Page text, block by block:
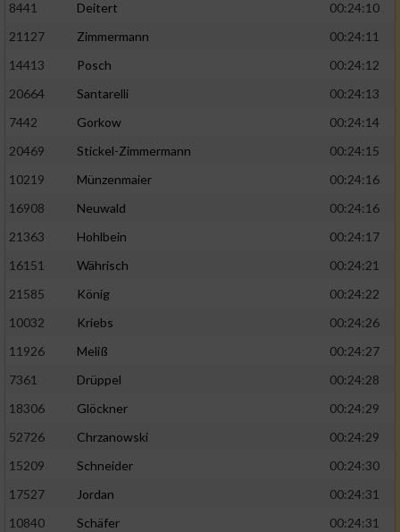
8441 Deitert
00:24:10
21127
Zimmermann
00:24:11
14413
Posch
00:24:12
20664
Santarelli
00:24:13
7442
Gorkow
00:24:14
20469
Stickel-Zimmermann
00:24:15
10219
Münzenmaier
00:24:16
16908
Neuwald
00:24:16
21363
Hohlbein
00:24:17
16151
Währisch
00:24:21
21585
König
00:24:22
10032
Kriebs
00:24:26
11926
Meliß
00:24:27
7361
Drüppel
00:24:28
18306
Glöckner
00:24:29
52726
Chrzanowski
00:24:29
15209
Schneider
00:24:30
17527
Jordan
00:24:31
10840
Schäfer
00:24:31